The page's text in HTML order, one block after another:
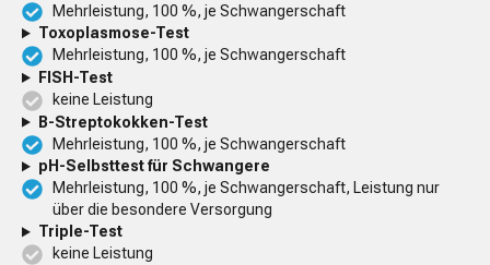
Mehrleistung, 100 %, je Schwangerschaft
Toxoplasmose-Test
Mehrleistung, 100 %, je Schwangerschaft
FISH-Test
keine Leistung
B-Streptokokken-Test
Mehrleistung, 100 %, je Schwangerschaft
pH-Selbsttest für Schwangere
Mehrleistung, 100 %, je Schwangerschaft, Leistung nur
über die besondere Versorgung
Triple-Test
keine Leistung